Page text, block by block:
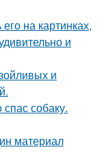
на картинках,
и
и
собаку.
материал